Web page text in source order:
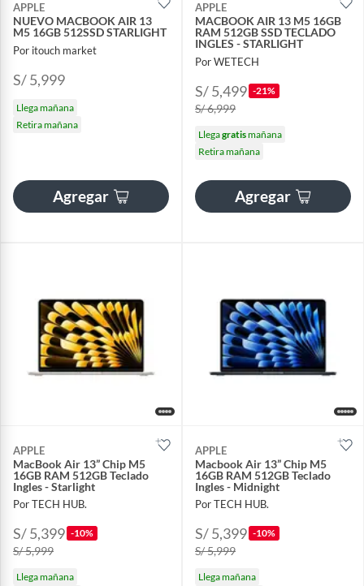
APPLE
NUEVO MACBOOK AIR 13
M5 16GB 512SSD STARLIGHT
Por itouch market
S/ 5,999
Llega mañana
Retira mañana
Agregar
APPLE
MACBOOK AIR 13 M5 16GB
RAM 512GB SSD TECLADO
INGLES - STARLIGHT
Por WETECH
S/ 5,499 -21%
S/ 6,999
Llegagratismañana
Retira mañana
Agregar
APPLE
MacBook Air 13” Chip M5
16GB RAM 512GB Teclado
Ingles - Starlight
Por TECH HUB.
S/ 5,399 -10%
S/ 5,999
Llega mañana
APPLE
Macbook Air 13” Chip M5
16GB RAM 512GB Teclado
Ingles - Midnight
Por TECH HUB.
S/ 5,399 -10%
S/ 5,999
Llega mañana